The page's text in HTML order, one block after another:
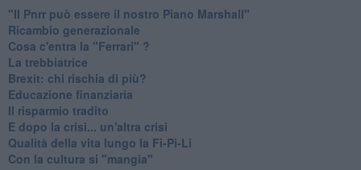
"Il Pnrr può essere il nostro Piano Marshall"
Ricambio generazionale
Cosa c'entra la "Ferrari" ?
La trebbiatrice
Brexit: chi rischia di più?
Educazione finanziaria
Il risparmio tradito
E dopo la crisi... un'altra crisi
Qualità della vita lungo la Fi-Pi-Li
​Con la cultura si "mangia"